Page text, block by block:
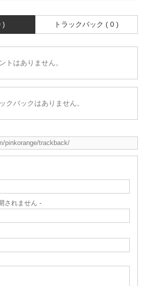
) トラックバック ( 0 )
トはありません。
クバックはありません。
されません -